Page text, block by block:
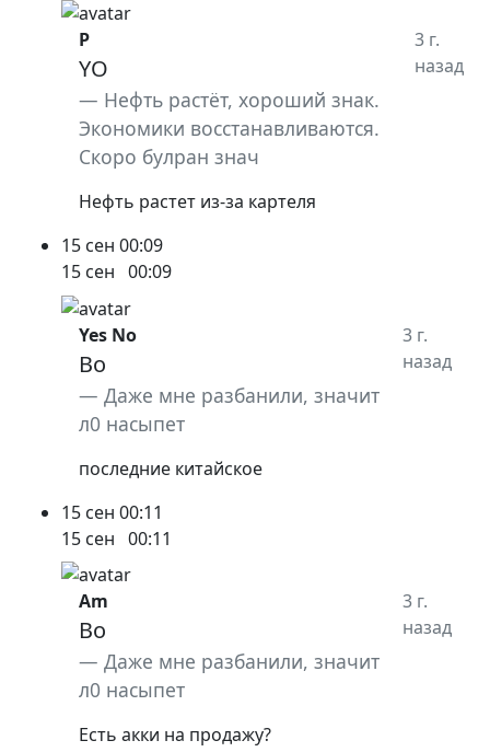
P
YO
Нефть растёт, хороший знак.
Экономики восстанавливаются.
Скоро булран знач
Нефть растет из-за картеля
3 г.
назад
15 сен 00:09
15 сен 00:09
Yes No
Bo
Даже мне разбанили, значит
л0 насыпет
последние китайское
3 г.
назад
15 сен 00:11
15 сен 00:11
Am
Bo
Даже мне разбанили, значит
л0 насыпет
Есть акки на продажу?
3 г.
назад